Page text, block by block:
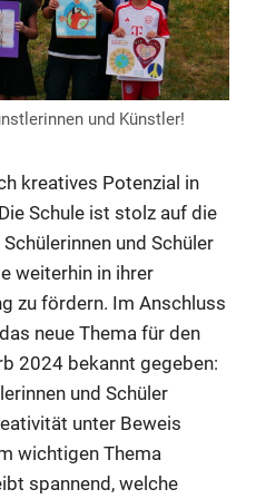
und Künstler!
kreatives Potenzial in
Schule ist stolz auf die
und Schüler
weiterhin in ihrer
zu fördern. Im Anschluss
neue Thema für den
2024 bekannt gegeben:
und Schüler
unter Beweis
wichtigen Thema
spannend, welche